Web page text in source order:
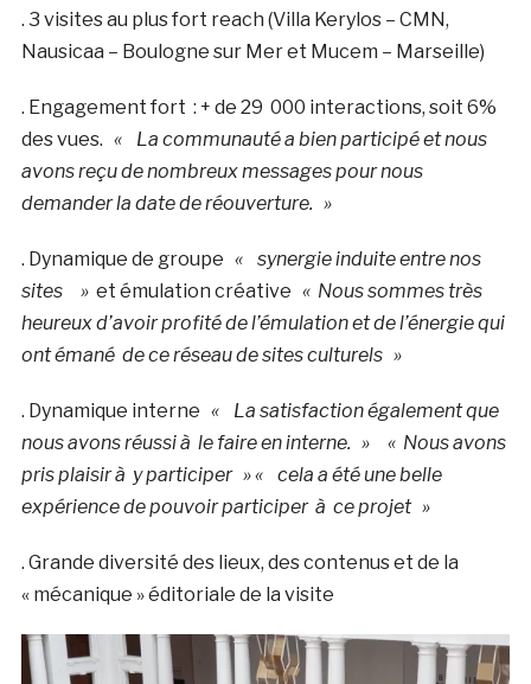
. 3 visites au plus fort reach (Villa Kerylos – CMN,
Nausicaa – Boulogne sur Mer et Mucem – Marseille)
. Engagement fort : + de 29 000 interactions, soit 6%
des vues. «
La communauté a bien participé et nous
avons reçu de nombreux messages pour nous
demander la date de réouverture. »
. Dynamique de groupe «
synergie induite entre nos
sites
»et émulation créative « Nous sommes très
heureux d’avoir profité de l’émulation et de l’énergie qui
ont émané de ce réseau de sites culturels »
. Dynamique interne «
La satisfaction également que
nous avons réussi à le faire en interne. »
« Nous avons
pris plaisir à y participer » «
cela a été une belle
expérience de pouvoir participer à ce projet »
. Grande diversité des lieux, des contenus et de la
« mécanique » éditoriale de la visite